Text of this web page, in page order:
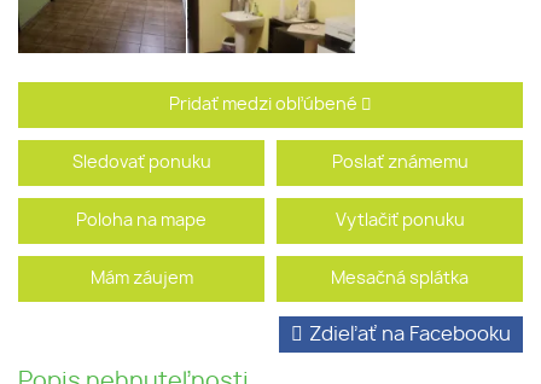
Pridať medzi obľúbené
Sledovať ponuku Poslať známemu
Poloha na mape Vytlačiť ponuku
Mám záujem Mesačná splátka
Zdieľať na Facebooku